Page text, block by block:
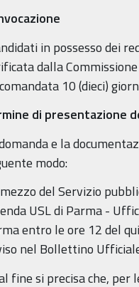
in possesso dei
dalla
10 (dieci)
di presentazione
e la
modo:
del Servizio
USL di Parma -
entro le ore 12 del
nel Bollettino
fine si precisa che,